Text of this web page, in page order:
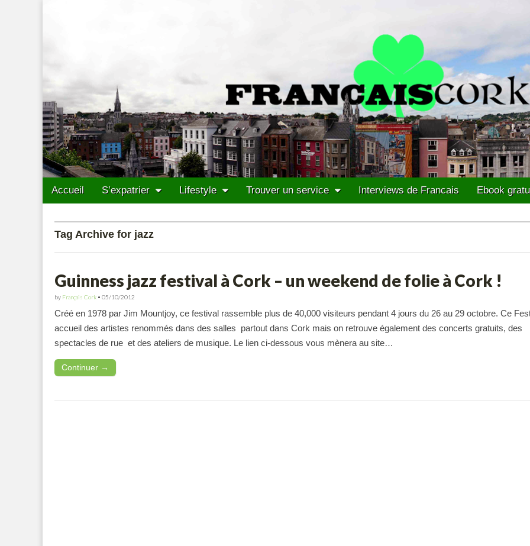
Main menu
Skip to content
Accueil S’expatrier Lifestyle Trouver un service Interviews de Francais Ebook
Tag Archive for jazz
Guinness jazz festival à Cork – un weekend de folie à Cork !
by Français Cork • 05/10/2012
Créé en 1978 par Jim Mountjoy, ce festival rassemble plus de 40,000 visiteurs pendant 4 jours du 26 au 29 octobre. Ce
accueil des artistes renommés dans des salles partout dans Cork mais on retrouve également des concerts gratuits, des
spectacles de rue et des ateliers de musique. Le lien ci-dessous vous mènera au site…
Continuer →